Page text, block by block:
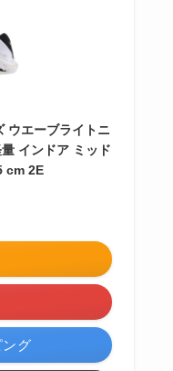
ウエーブライトニ
インドア ミッド
cm 2E
ング